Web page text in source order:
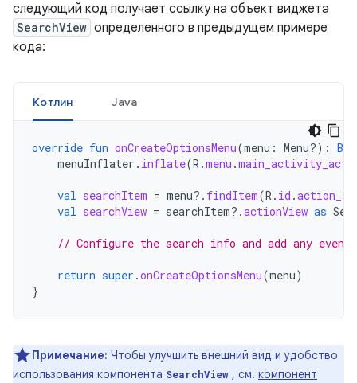
следующий код получает ссылку на объект виджета
SearchView определенного в предыдущем примере
кода:
Котлин Java
override fun onCreateOptionsMenu(menu : Menu?) :
menuInflater . inflate(R .menu .
val searchItem = menu?. findItem(R . id .
val searchView = searchItem?.actionView as
// Configure the search info and add any
return super .onCreateOptionsMenu(menu)
}
Примечание: Чтобы улучшить внешний вид и удобство
использования компонента SearchView , см. компонент